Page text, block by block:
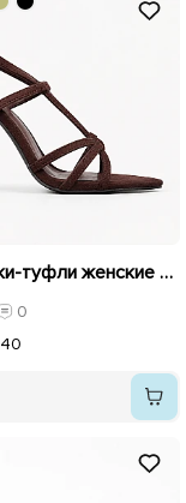
Босоножки-туфли женские острый носок замш 595772 Коричневые
0
40